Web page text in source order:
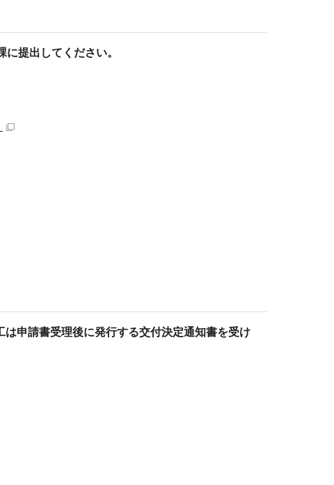
提出してください。
申請書受理後に発行する交付決定通知書を受け